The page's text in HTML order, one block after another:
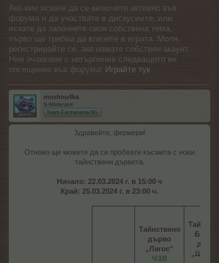
Ако вие искате да се включите активно във
форума и да участвате в дискусиите, или
искате да започнете своя собствена тема,
първо ще трябва да влезете в играта. Моля,
регистрирайте се, ако нямате собствен акаунт.
Ние очакваме с нетърпение следващото ви
посещение във форума! Играйте тук
mushnu4ka
S-Moderator
Team Farmerama BG
Здравейте, фермери!
Отново ще можете да си пробвате късмета с нови
тайнствени дървета.
Начало: 22.03.2024 г. в 15:00 ч
Край: 25.03.2024 г. в 23:00 ч.
Тайнствено
дърво
„Лагос“
ЧЗВ